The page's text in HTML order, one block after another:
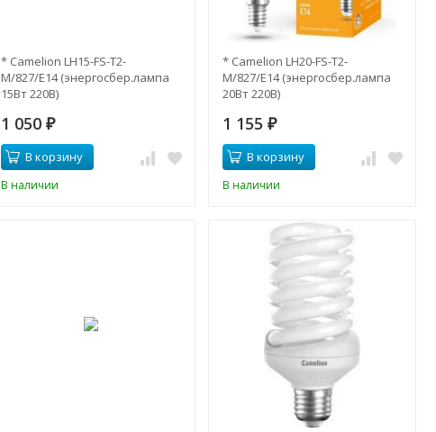
* Camelion LH15-FS-T2-
M/827/E14 (энергосбер.лампа
15Вт 220В)
1 050₽
В корзину
В наличии
* Camelion LH20-FS-T2-
M/827/E14 (энергосбер.лампа
20Вт 220В)
1 155 ₽
В корзину
В наличии